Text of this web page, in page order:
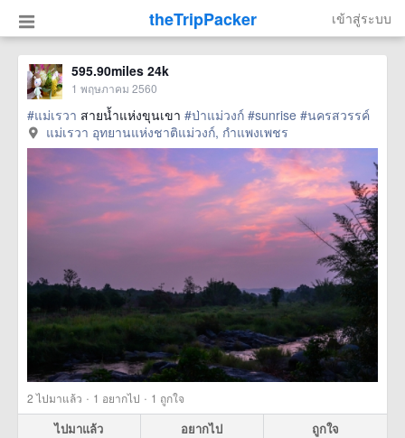
theTripPacker เข้าสู่ระบบ
595.90miles 24k
1 พฤษภาคม 2560
#แม่เรวา สายน้ำแห่งขุนเขา #ป่าแม่วงก์ #sunrise #นครสวรรค์
แม่เรวา อุทยานแห่งชาติแม่วงก์, กำแพงเพชร
2ไปมาแล้ว · 1 อยากไป · 1 ถูกใจ
ไปมาแล้ว อยากไป ถูกใจ